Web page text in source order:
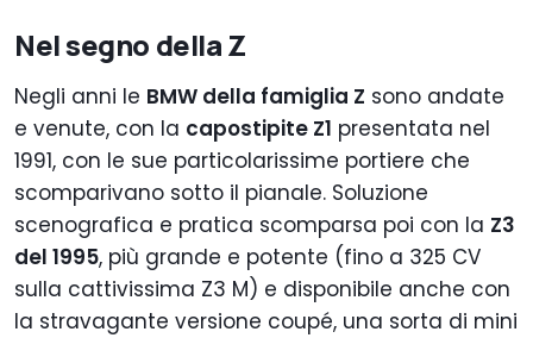
Nel segno della Z
Negli anni le BMW della famiglia Z sono andate
e venute, con la capostipite Z1 presentata nel
1991, con le sue particolarissime portiere che
scomparivano sotto il pianale. Soluzione
scenografica e pratica scomparsa poi con la Z3
del 1995, più grande e potente (fino a 325 CV
sulla cattivissima Z3 M) e disponibile anche con
la stravagante versione coupé, una sorta di mini